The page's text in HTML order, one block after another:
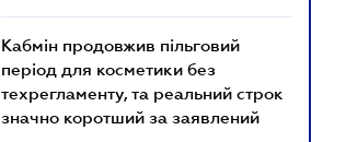
Кабмін продовжив пільговий
період для косметики без
техрегламенту, та реальний строк
значно коротший за заявлений